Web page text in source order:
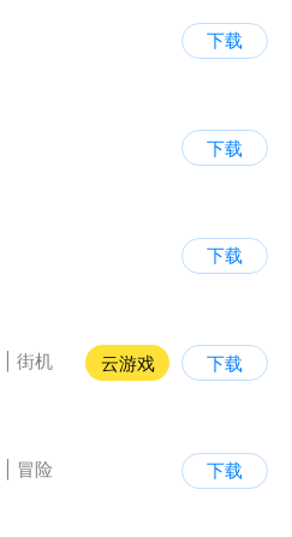
下载
下载
下载
街机
云游戏 下载
冒险
下载